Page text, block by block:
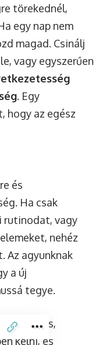
törekednél,
egy nap nem
magad. Csinálj
vagy egyszerűen
. Egy
hogy az egész
és
Ha csak
rutinodat, vagy
nehéz
Az agyunknak
a új
tegye.
is,
kelni, és